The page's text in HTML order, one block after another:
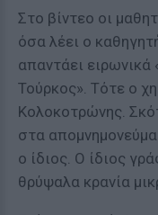
Στο βίντεο οι
όσα λέει ο
απαντάει
Τούρκος». Τότε ο
Κολοκοτρώνης.
στα
ο ίδιος. Ο ίδιος
θρύψαλα κρανία